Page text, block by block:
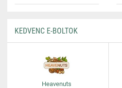
KEDVENC E-BOLTOK
Heavenuts